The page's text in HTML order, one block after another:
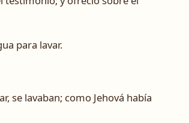
para lavar.
se lavaban; como Jehová había